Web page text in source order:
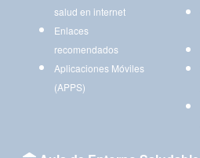
salud en internet
Enlaces
recomendados
Aplicaciones Móviles
(APPS)